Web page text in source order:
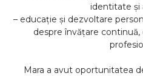
identitate și
– educație și dezvoltare
despre învățare
Mara a avut oportunitatea